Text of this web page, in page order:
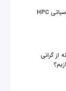
از گرانی